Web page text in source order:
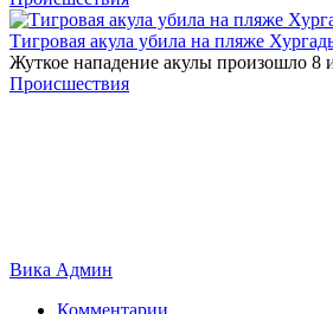
Тигровая акула убила на пляже
Жуткое нападение акулы произошло 8
Происшествия
Вика Админ
Комментарии